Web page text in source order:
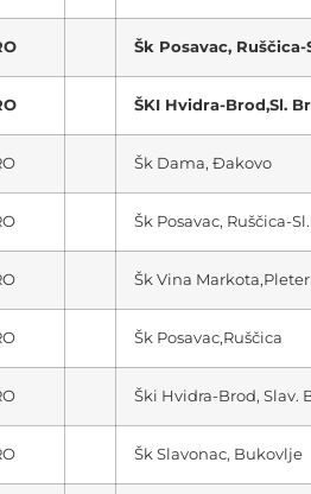
Šk Posavac, Ruščica-
ŠKI Hvidra-Brod,Sl.
Šk Dama, Đakovo
Šk Posavac, Ruščica-
Šk Vina
Šk Posavac,Ruščica
Ški Hvidra-Brod, Slav.
Šk Slavonac, Bukovlje